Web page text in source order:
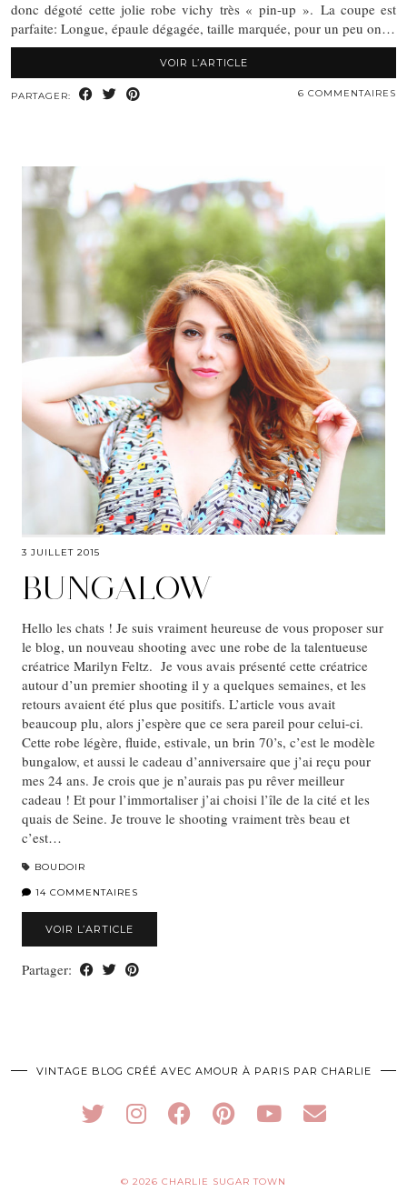
donc dégoté cette jolie robe vichy très « pin-up ». La coupe est
parfaite: Longue, épaule dégagée, taille marquée, pour un peu on…
VOIR L’ARTICLE
PARTAGER: 6 COMMENTAIRES
3 JUILLET 2015
BUNGALOW
Hello les chats ! Je suis vraiment heureuse de vous proposer sur
le blog, un nouveau shooting avec une robe de la talentueuse
créatrice Marilyn Feltz. Je vous avais présenté cette créatrice
autour d’un premier shooting il y a quelques semaines, et les
retours avaient été plus que positifs. L’article vous avait
beaucoup plu, alors j’espère que ce sera pareil pour celui-ci.
Cette robe légère, fluide, estivale, un brin 70’s, c’est le modèle
bungalow, et aussi le cadeau d’anniversaire que j’ai reçu pour
mes 24 ans. Je crois que je n’aurais pas pu rêver meilleur
cadeau ! Et pour l’immortaliser j’ai choisi l’île de la cité et les
quais de Seine. Je trouve le shooting vraiment très beau et
c’est…
BOUDOIR
14 COMMENTAIRES
VOIR L’ARTICLE
Partager:
VINTAGE BLOG CRÉÉ AVEC AMOUR À PARIS PAR CHARLIE
© 2026 CHARLIE SUGAR TOWN